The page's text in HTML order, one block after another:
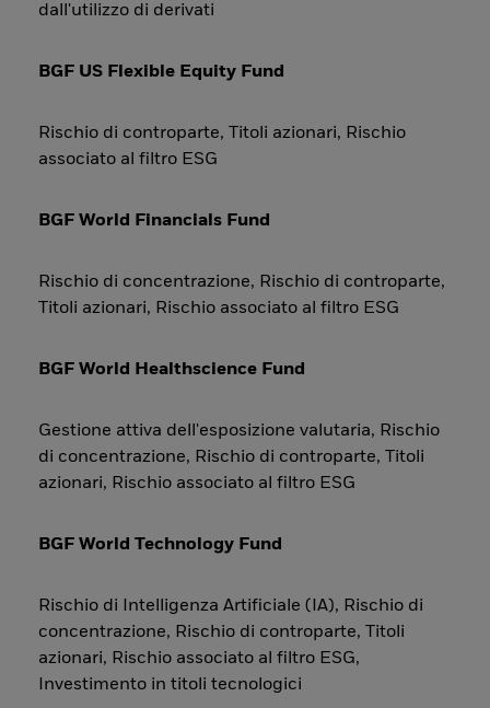
dall'utilizzo di derivati
BGF US Flexible Equity Fund
Rischio di controparte, Titoli azionari, Rischio
associato al filtro ESG
BGF World Financials Fund
Rischio di concentrazione, Rischio di controparte,
Titoli azionari, Rischio associato al filtro ESG
BGF World Healthscience Fund
Gestione attiva dell'esposizione valutaria, Rischio
di concentrazione, Rischio di controparte, Titoli
azionari, Rischio associato al filtro ESG
BGF World Technology Fund
Rischio di Intelligenza Artificiale (IA), Rischio di
concentrazione, Rischio di controparte, Titoli
azionari, Rischio associato al filtro ESG,
Investimento in titoli tecnologici